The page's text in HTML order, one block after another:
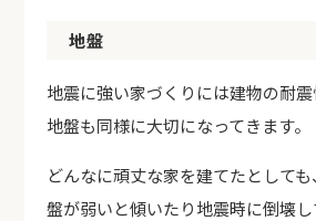
地盤
地震に強い家づくりには建物の耐震
地盤も同様に大切になってきます。
どんなに頑丈な家を建てたとして
盤が弱いと傾いたり地震時に倒壊